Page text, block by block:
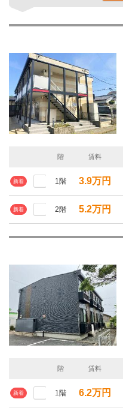
階 賃料
新着 1階 3.9万円
新着 2階 5.2万円
階 賃料
新着 1階 6.2万円